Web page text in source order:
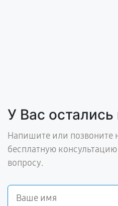
У Вас
Напишите или позвоните
бесплатную
вопросу.